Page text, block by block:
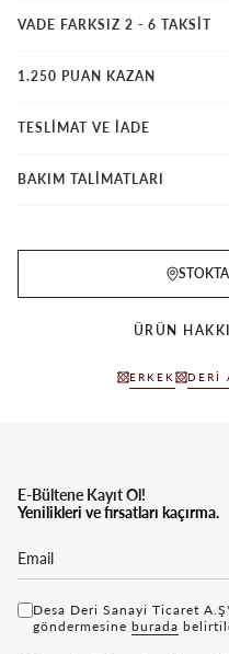
VADE FARKSIZ 2 - 6 TAKSIT
1.250 PUAN KAZAN
TESLİMAT VE İADE
BAKIM TALİMATLARI
ÜRÜN
ERKEK DERI
E-Bültene Kayıt Ol!
Yenilikleri ve fırsatları kaçırma.
Desa Deri Sanayi Ticaret
göndermesine bu rada